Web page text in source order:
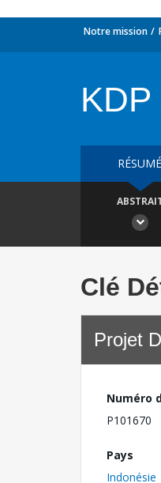
Notre mission
RÉSUMÉ
Clé
Projet
Numéro
P101670
Pays
Indonésie